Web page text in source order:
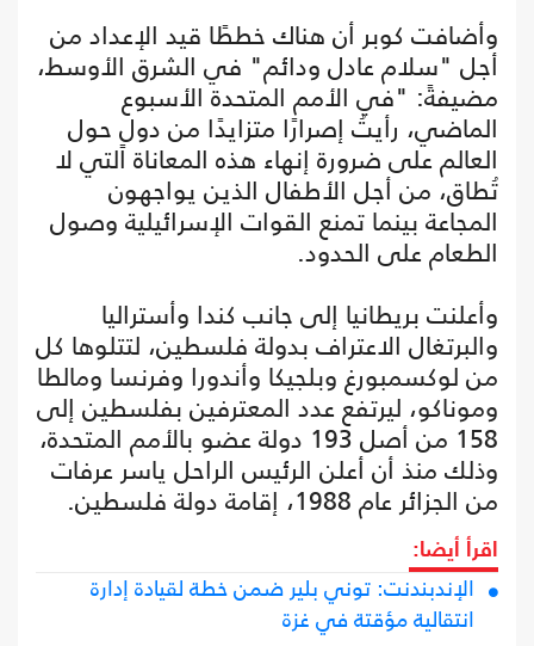
وأضافت كوبر أن هناك خططًا قيد الإعداد من
أجل "سلام عادل ودائم" في الشرق الأوسط،
مضيفةً: "في الأمم المتحدة الأسبوع
الماضي، رأيتُ إصرارًا متزايدًا من دولٍ حول
العالم على ضرورة إنهاء هذه المعاناة التي لا
تُطاق، من أجل الأطفال الذين يواجهون
المجاعة بينما تمنع القوات الإسرائيلية وصول
الطعام على الحدود.
وأعلنت بريطانيا إلى جانب كندا وأستراليا
والبرتغال الاعتراف بدولة فلسطين، لتتلوها كل
من لوكسمبورغ وبلجيكا وأندورا وفرنسا ومالطا
وموناكو، ليرتفع عدد المعترفين بفلسطين إلى
158 من أصل 193 دولة عضو بالأمم المتحدة،
وذلك منذ أن أعلن الرئيس الراحل ياسر عرفات
من الجزائر عام 1988، إقامة دولة فلسطين.
اقرأ أيضا:
الإندبندنت: توني بلير ضمن خطة لقيادة إدارة
انتقالية مؤقتة في غزة